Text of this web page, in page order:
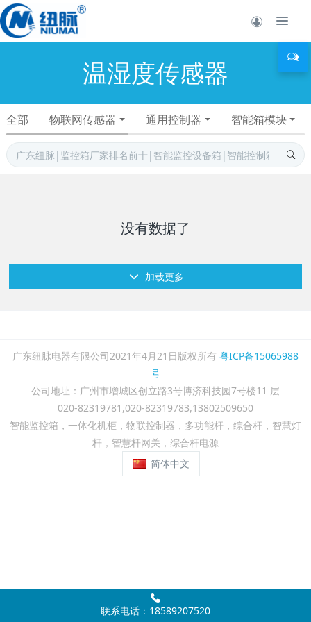
温湿度传感器
全部 物联网传感器 通用控制器 智能箱模块
没有数据了
加载更多
广东纽脉电器有限公司2021年4月21日版权所有 粤ICP备15065988
号
公司地址：广州市增城区创立路3号博济科技园7号楼11 层
020-82319781,020-82319783,13802509650
智能监控箱，一体化机柜，物联控制器，多功能杆，综合杆，智慧灯
杆，智慧杆网关，综合杆电源
简体中文
联系电话：18589207520